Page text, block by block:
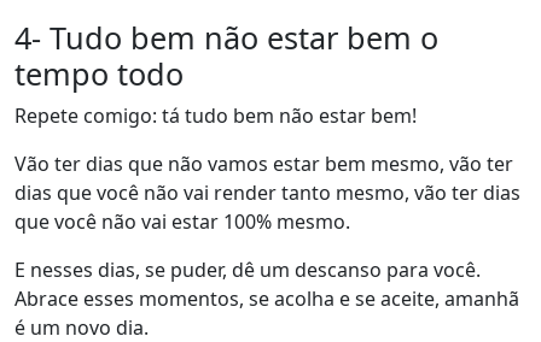
4- Tudo bem não estar bem o
tempo todo
Repete comigo: tá tudo bem não estar bem!
Vão ter dias que não vamos estar bem mesmo, vão ter
dias que você não vai render tanto mesmo, vão ter dias
que você não vai estar 100% mesmo.
E nesses dias, se puder, dê um descanso para você.
Abrace esses momentos, se acolha e se aceite, amanhã
é um novo dia.